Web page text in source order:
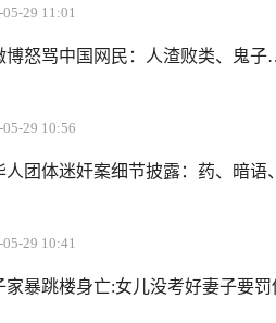
05-29 11:01
博怒骂中国网民：人渣败类、鬼
05-29 10:56
人团体迷奸案细节披露：药、暗语
05-29 10:41
家暴跳楼身亡:女儿没考好妻子要罚